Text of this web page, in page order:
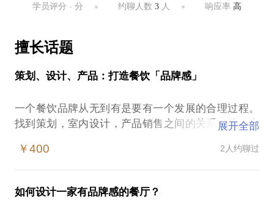
学员评分 - 分 约聊人数 3人 响应率高
擅长话题
策划、设计、产品：打造餐饮「品牌感」
一个餐饮品牌从无到有是要有一个发展的合理过程。
找到策划，室内设计，产品销售之间的关系。使一个
成为具有“品牌感”的连锁餐饮项目。通过我们对大品
的品牌快速的成长。
以产品销售作为零界点:
展开全部
￥400 2人约聊过
如何设计一家有品牌感的餐厅？